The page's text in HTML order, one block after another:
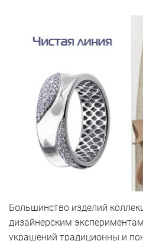
Большинство изделий
дизайнерским
украшений традиционны и